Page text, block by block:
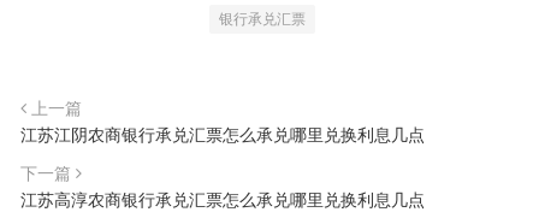
银行承兑汇票
上一篇
江苏江阴农商银行承兑汇票怎么承兑哪里兑换利息几点
下一篇
江苏高淳农商银行承兑汇票怎么承兑哪里兑换利息几点